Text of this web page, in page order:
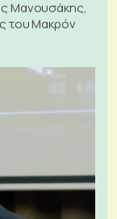
Μανουσάκης,
του Μακρόν